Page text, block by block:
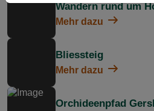
Wandern rund um
Mehr dazu
Bliessteig
Mehr dazu
Orchideenpfad